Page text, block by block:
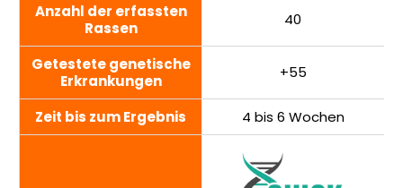
Anzahl der erfassten
Rassen
40
Getestete genetische
Erkrankungen
+55
Zeit bis zum Ergebnis 4 bis 6 Wochen